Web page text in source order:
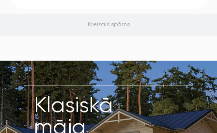
Kreisais spārns
Klasiskā
māja